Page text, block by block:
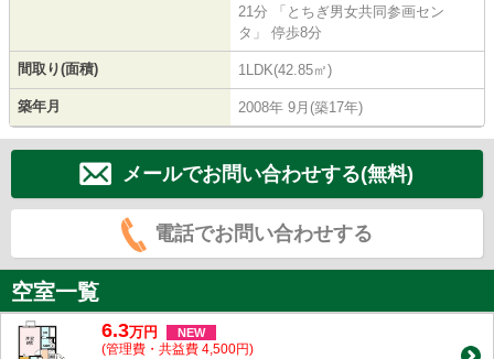
21分 「とちぎ男女共同参画セン
タ」 停歩8分
間取り(面積) 1LDK(42.85㎡)
築年月 2008年 9月(築17年)
メールでお問い合わせする(無料)
電話でお問い合わせする
空室一覧
6.3万円 NEW
(管理費・共益費 4,500円)